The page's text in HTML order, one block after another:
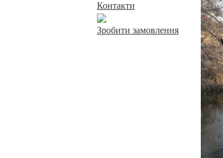
Контакти
Зробити замовлення